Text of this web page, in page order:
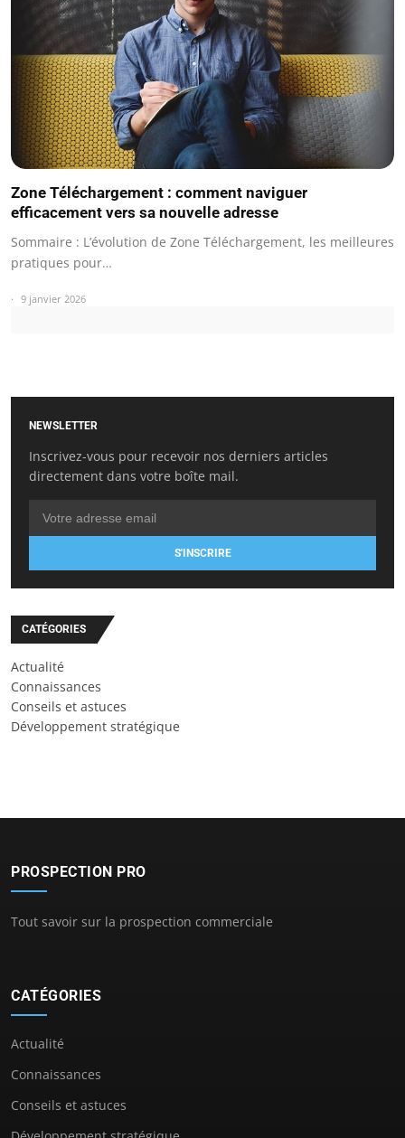
Zone Téléchargement : comment naviguer
efficacement vers sa nouvelle adresse
Sommaire : L’évolution de Zone Téléchargement, les meilleures
pratiques pour…
9 janvier 2026
NEWSLETTER
Inscrivez-vous pour recevoir nos derniers articles
directement dans votre boîte mail.
S'INSCRIRE
CATÉGORIES
Actualité
Connaissances
Conseils et astuces
Développement stratégique
PROSPECTION PRO
Tout savoir sur la prospection commerciale
CATÉGORIES
Actualité
Connaissances
Conseils et astuces